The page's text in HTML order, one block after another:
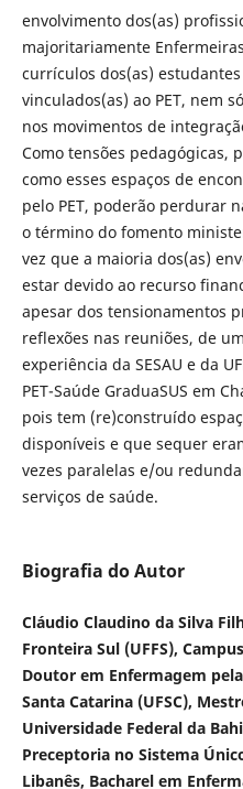
envolvimento dos(as)
majoritariamente
currículos dos(as)
vinculados(as) ao PET, nem
nos movimentos de
Como tensões pedagógicas,
como esses espaços de
pelo PET, poderão perdurar
o término do fomento
vez que a maioria dos(as)
estar devido ao recurso
apesar dos tensionamentos
reflexões nas reuniões, de
experiência da SESAU e da
PET-Saúde GraduaSUS em
pois tem (re)construído
disponíveis e que sequer
vezes paralelas e/ou
serviços de saúde.
Biografia do Autor
Cláudio Claudino da Silva
Fronteira Sul (UFFS),
Doutor em Enfermagem
Santa Catarina (UFSC),
Universidade Federal da
Preceptoria no Sistema
Libanês, Bacharel em